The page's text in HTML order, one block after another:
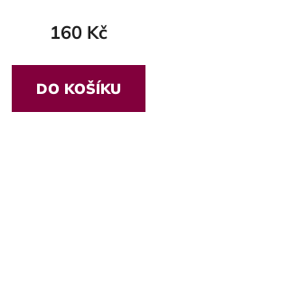
je
5,0
z
5
160 Kč
DO KOŠÍKU